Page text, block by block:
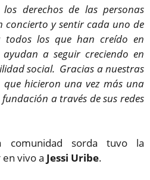
derechos de las personas
concierto y sentir cada uno de
todos los que han creído en
a seguir creciendo en
social. Gracias a nuestras
que hicieron una vez más una
a través de sus redes
comunidad sorda tuvo la
vivo a Jessi Uribe.